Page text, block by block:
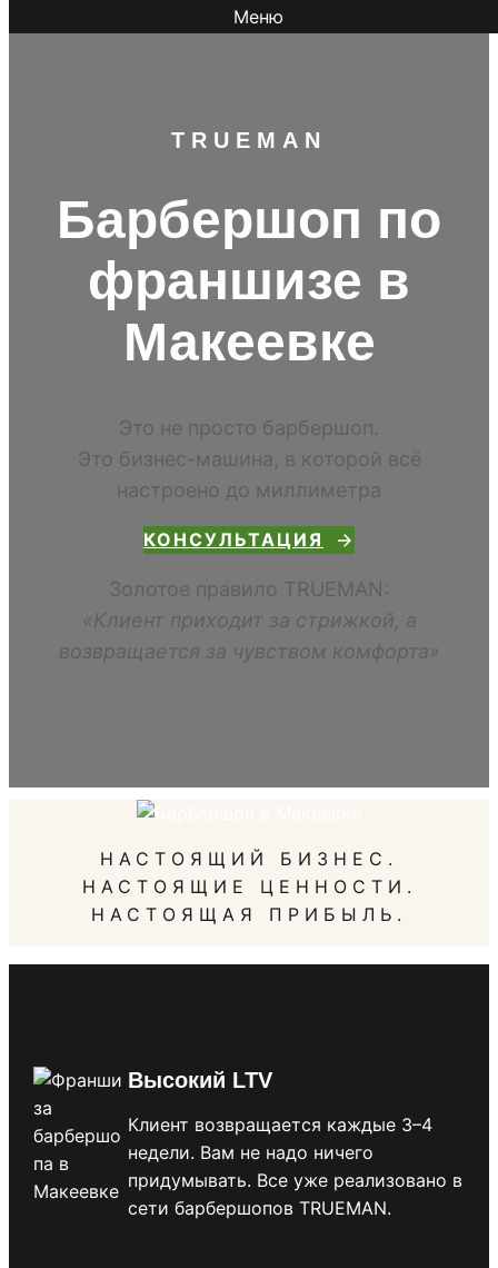
Меню
TR UEMAN
Барбершоп по
франшизе в
Макеевке
Это не просто барбершоп.
Это бизнес-машина, в которой всё
настроено до миллиметра
КОНСУЛЬТАЦИЯ
Золотое правило TRUEMAN:
«Клиент приходит за стрижкой, а
возвращается за чувством комфорта»
НАСТОЯЩИЙ БИЗНЕС.
НАСТОЯЩИЕ ЦЕННОСТИ.
НАСТОЯЩАЯ ПРИБЫЛЬ.
Высокий LTV
Клиент возвращается каждые 3–4
недели. Вам не надо ничего
придумывать. Все уже реализовано в
сети барбершопов TRUEMAN.